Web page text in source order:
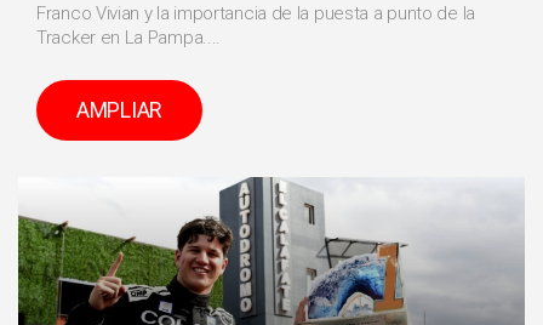
Franco Vivian y la importancia de la puesta a punto de la
Tracker en La Pampa....
AMPLIAR